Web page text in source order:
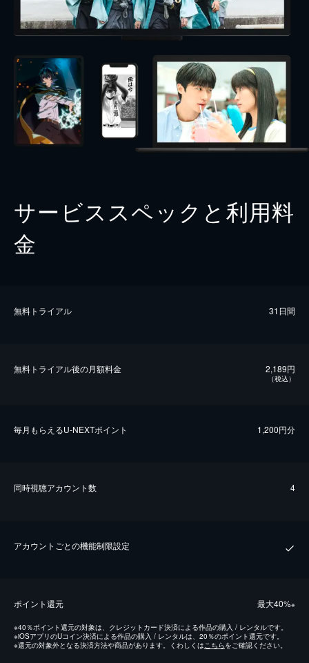
サービススペックと利用料
金
無料トライアル 31日間
無料トライアル後の⽉額料金 2,189円
（税込）
毎⽉もらえるU-NEXTポイント 1,200円分
同時視聴アカウント数 4
アカウントごとの機能制限設定
ポイント還元 最⼤40%※
※40％ポイント還元の対象は、クレジットカード決済による作品の購入 / レンタルです。
※iOSアプリのUコイン決済による作品の購入 / レンタルは、20％のポイント還元です。
※還元の対象外となる決済方法や商品があります。くわしくはこちらをご確認ください。